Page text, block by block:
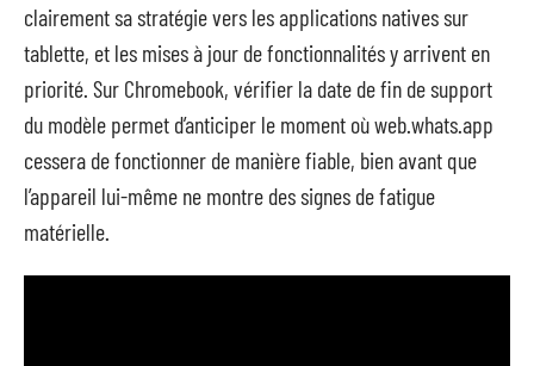
clairement sa stratégie vers les applications natives sur
tablette, et les mises à jour de fonctionnalités y arrivent en
priorité. Sur Chromebook, vérifier la date de fin de support
du modèle permet d’anticiper le moment où web.whats.app
cessera de fonctionner de manière fiable, bien avant que
l’appareil lui-même ne montre des signes de fatigue
matérielle.